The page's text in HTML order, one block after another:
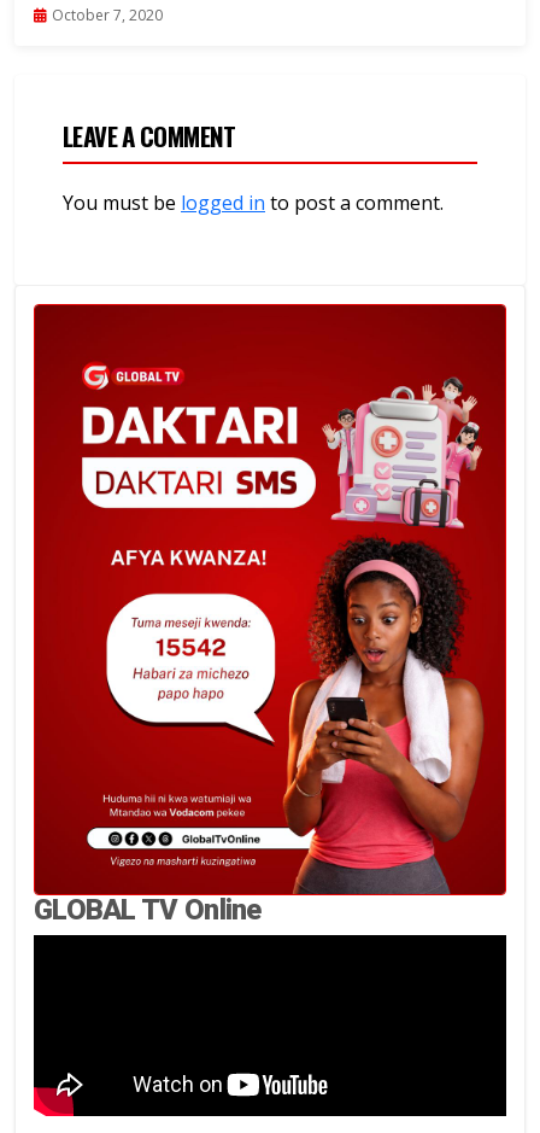
October 7, 2020
LEAVE A COMMENT
You must be logged in to post a comment.
GLOBAL TV Online